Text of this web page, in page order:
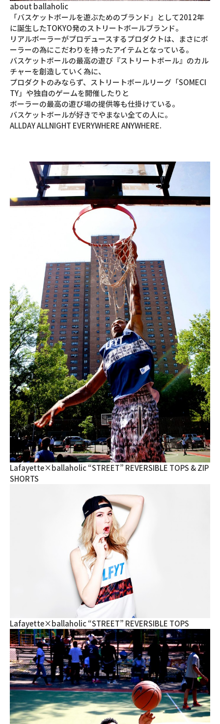
about ballaholic
「バスケットボールを遊ぶためのブランド」として2012年
に誕生したTOKYO発のストリートボールブランド。
リアルボーラーがプロデュースするプロダクトは、まさにボ
ーラーの為にこだわりを持ったアイテムとなっている。
バスケットボールの最高の遊び『ストリートボール』のカル
チャーを創造していく為に、
プロダクトのみならず、ストリートボールリーグ「SOMECI
TY」や独自のゲームを開催したりと
ボーラーの最高の遊び場の提供等も仕掛けている。
バスケットボールが好きでやまない全ての人に。
ALLDAY ALLNIGHT EVERYWHERE ANYWHERE.
Lafayette×ballaholic “STREET” REVERSIBLE TOPS & ZIP
SHORTS
Lafayette×ballaholic “STREET” REVERSIBLE TOPS